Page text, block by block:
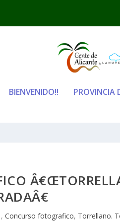
BIENVENIDO!! PROVINCIA
,Concurso fotografico, Torrellano.